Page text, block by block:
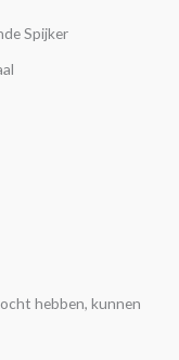
Spijker
hebben, kunnen